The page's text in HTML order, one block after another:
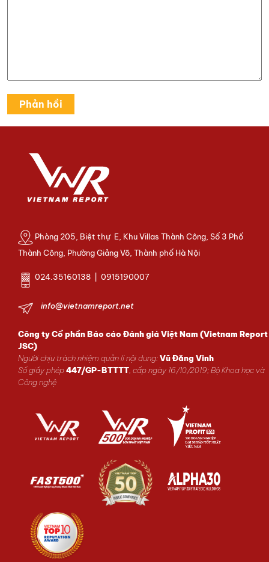
Phòng 205, Biệt thự E, Khu Villas Thành Công, Số 3 Phố
Thành Công, Phường Giảng Võ, Thành phố Hà Nội
024.35160138 | 0915190007
info@vietnamreport.net
Công ty Cổ phần Báo cáo Đánh giá Việt Nam (Vietnam Report
JSC)
Người chịu trách nhiệm quản lí nội dung:Vũ Đăng Vinh
Số giấy phép447/GP-BTTTT , cấp ngày 16/10/2019; Bộ Khoa học và
Công nghệ